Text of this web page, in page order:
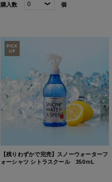
購入数 個
【残りわずかで完売】スノーウォーターフ
ォーシャツ シトラスクール 350ｍL